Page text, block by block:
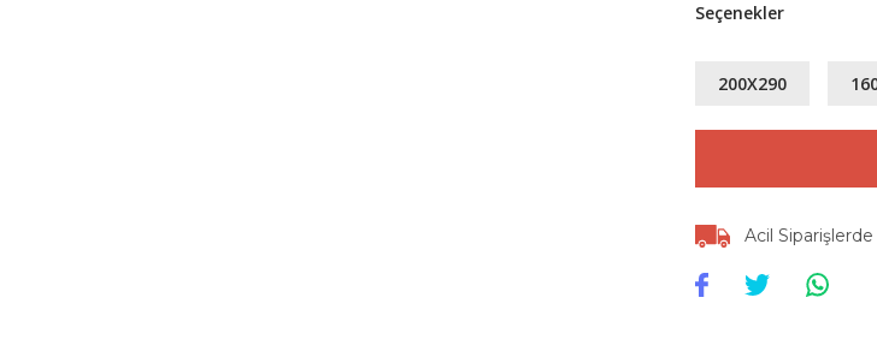
Seçenekler
200X290
Acil